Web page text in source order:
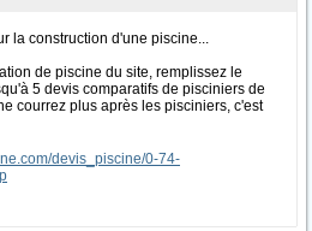
la construction d'une piscine...
de piscine du site, remplissez le
5 devis comparatifs de pisciniers de
courrez plus après les pisciniers, c'est
devis_piscine/0-74-